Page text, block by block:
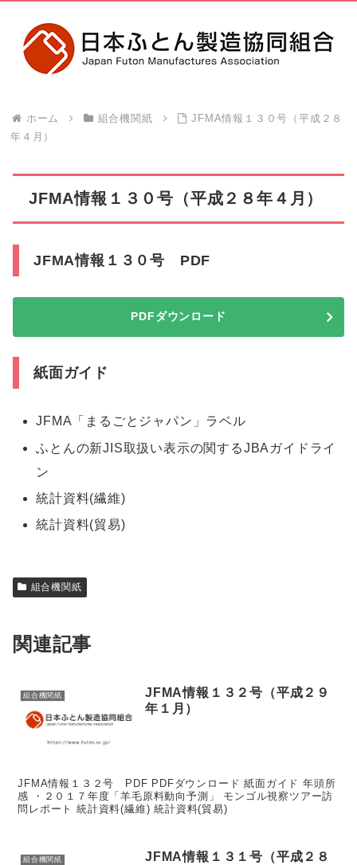
ホーム 組合機関紙
JFMA情報１３０号（平成２８
年４月）
JFMA情報１３０号（平成２８年４月）
JFMA情報１３０号 PDF
PDFダウンロード
紙面ガイド
JFMA「まるごとジャパン」ラベル
ふとんの新JIS取扱い表示の関するJBAガイドライ
ン
統計資料(繊維)
統計資料(貿易)
組合機関紙
関連記事
組合機関紙
JFMA情報１３２号（平成２９
年１月）
JFMA情報１３２号 PDF PDFダウンロード 紙面ガイド 年頭所
感 ・２０１７年度「羊毛原料動向予測」 モンゴル視察ツアー訪
問レポート 統計資料(繊維) 統計資料(貿易)
組合機関紙
JFMA情報１３１号（平成２８